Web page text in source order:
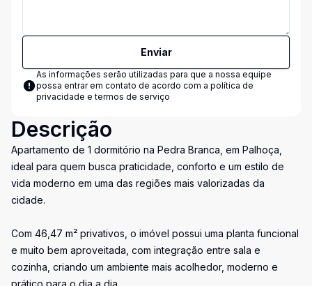
Enviar
As informações serão utilizadas para que a nossa equipe
possa entrar em contato de acordo com a política de
privacidade e termos de serviço
Descrição
Apartamento de 1 dormitório na Pedra Branca, em Palhoça,
ideal para quem busca praticidade, conforto e um estilo de
vida moderno em uma das regiões mais valorizadas da
cidade.
Com 46,47 m² privativos, o imóvel possui uma planta funcional
e muito bem aproveitada, com integração entre sala e
cozinha, criando um ambiente mais acolhedor, moderno e
prático para o dia a dia.